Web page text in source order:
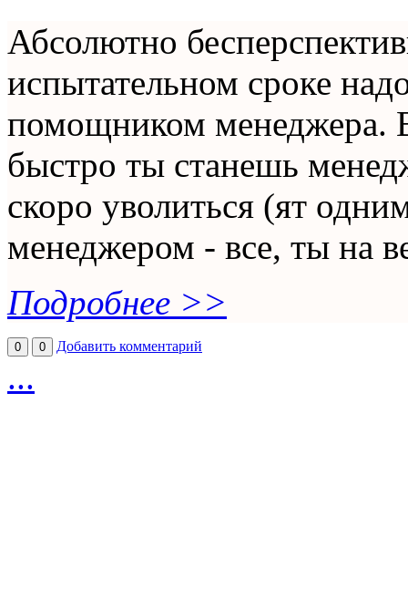
Абсолютно
испытательном сроке
помощником менеджера.
быстро ты станешь
скоро уволиться (ят
менеджером - все, ты на
Подробнее >>
0 0 Добавить комментарий
...